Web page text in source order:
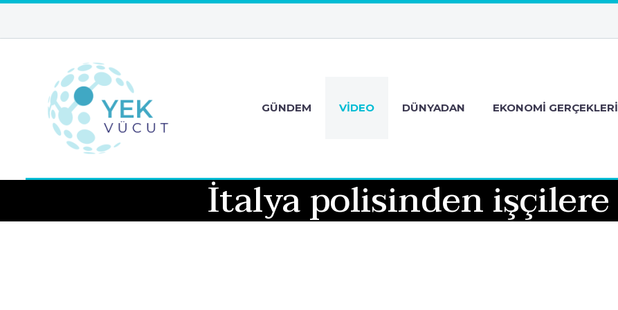
GÜNDEM VIDEO DÜNYADAN EKONOMI GERÇEKLERI
İtalya polisinden